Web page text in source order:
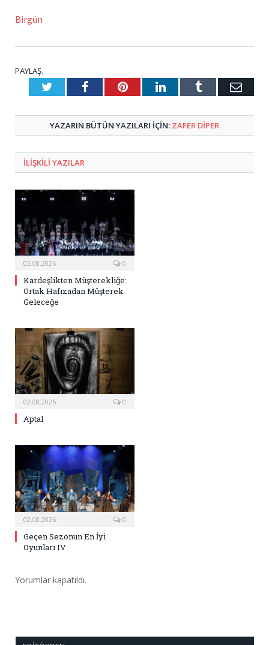
Birgün
PAYLAŞ.
TwitterFacebookPinterestLinkedInTumblr E-
YAZARIN BÜTÜN YAZILARI IÇIN: ZAFER DIPER
ILIŞKILI YAZILAR
03.08.2026 0
Kardeşlikten Müşterekliğe:
Ortak Hafızadan Müşterek
Geleceğe
02.08.2026 0
Aptal
02.08.2026 0
Geçen Sezonun En İyi
Oyunları IV
Yorumlar kapatıldı.